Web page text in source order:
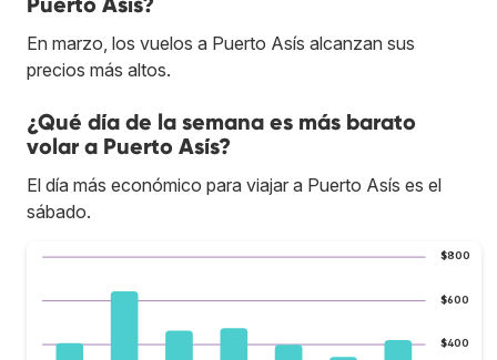
En marzo, los vuelos a Puerto Asís alcanzan sus
precios más altos.
¿Qué día de la semana es más barato
volar a Puerto Asís?
El día más económico para viajar a Puerto Asís es el
sábado.
$400
$600
$800